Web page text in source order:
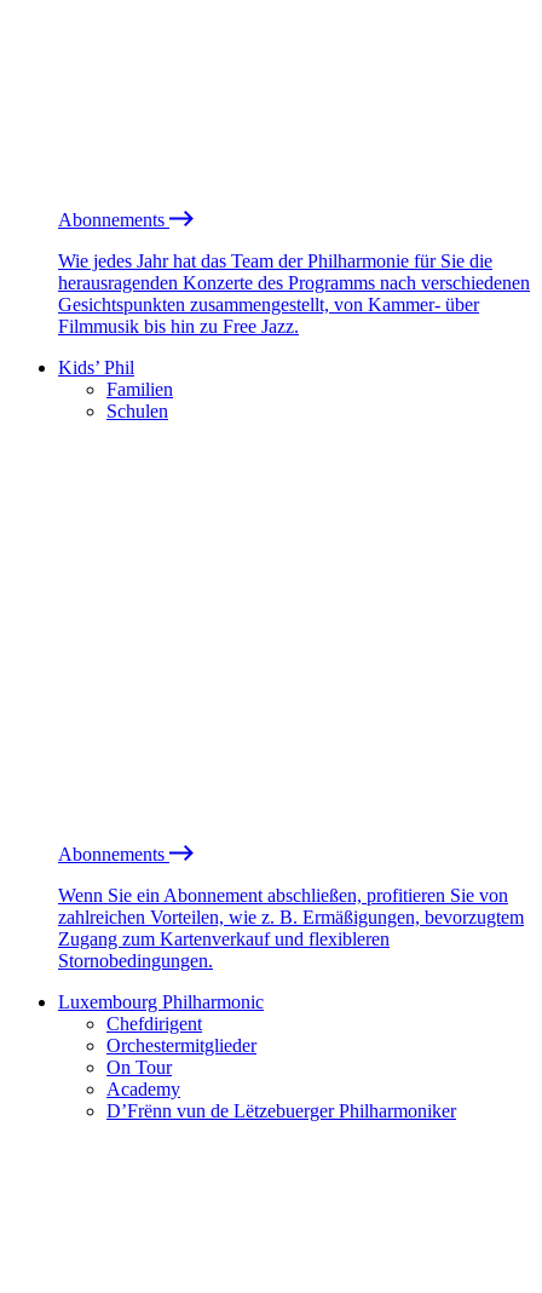
Abonnements
Wie jedes Jahr hat das Team der Philharmonie für Sie die
herausragenden Konzerte des Programms nach verschiedenen
Gesichtspunkten zusammengestellt, von Kammer- über
Filmmusik bis hin zu Free Jazz.
Kids’ Phil
Familien
Schulen
Abonnements
Wenn Sie ein Abonnement abschließen, profitieren Sie von
zahlreichen Vorteilen, wie z. B. Ermäßigungen, bevorzugtem
Zugang zum Kartenverkauf und flexibleren
Stornobedingungen.
Luxembourg Philharmonic
Chefdirigent
Orchestermitglieder
On Tour
Academy
D’Frënn vun de Lëtzebuerger Philharmoniker